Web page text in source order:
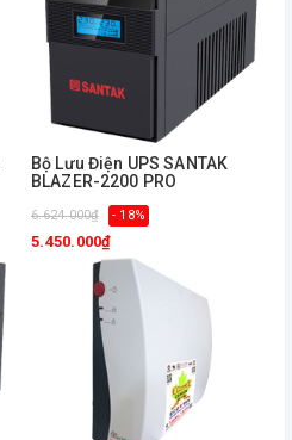
Bộ Lưu Điện UPS SANTAK
BLAZER-2200 PRO
6.624.000₫ - 18%
5.450.000₫